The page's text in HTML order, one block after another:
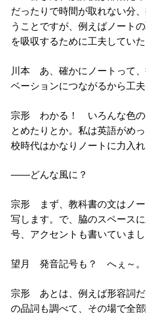
だったりで時間が取れない分
うことですが、例えばノート
を吸収するために工夫してい
川本 あ、確かにノートって
ベーションにつながるから工夫
宗形 わかる！ いろんな色の
とめたりとか。私は英語がめ
校時代はかなりノートに力入れ
――どんな風に？
宗形 まず、教科書の文はノー
写します。で、脇のスペース
号、アクセントも書いていまし
望月 発音記号も？ へぇ～。
宗形 あとは、例えば形容詞
の品詞も調べて、その場で全